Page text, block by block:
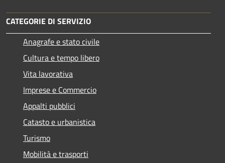
CATEGORIE DI SERVIZIO
Anagrafe e stato civile
Cultura e tempo libero
Vita lavorativa
Imprese e Commercio
Appalti pubblici
Catasto e urbanistica
Turismo
Mobilità e trasporti